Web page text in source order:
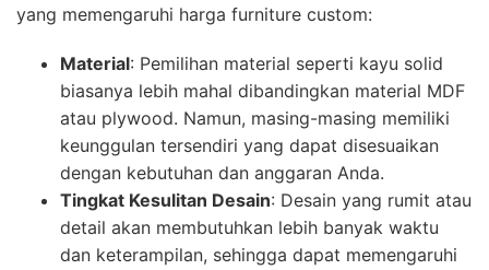
yang memengaruhi harga furniture custom:
Material: Pemilihan material seperti kayu solid
biasanya lebih mahal dibandingkan material MDF
atau plywood. Namun, masing-masing memiliki
keunggulan tersendiri yang dapat disesuaikan
dengan kebutuhan dan anggaran Anda.
Tingkat Kesulitan Desain: Desain yang rumit atau
detail akan membutuhkan lebih banyak waktu
dan keterampilan, sehingga dapat memengaruhi